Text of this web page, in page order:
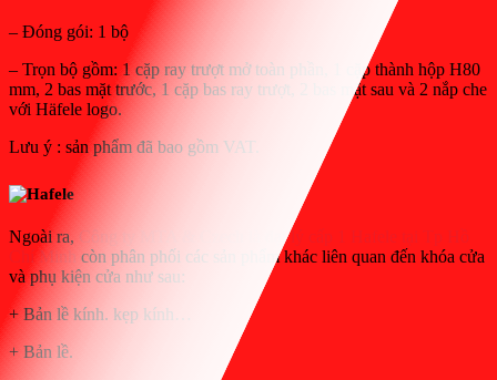
– Đóng gói: 1 bộ
– Trọn bộ gồm: 1 cặp ray trượt mở toàn phần, 1 cặp thành hộp H80
mm, 2 bas mặt trước, 1 cặp bas ray trượt, 2 bas mặt sau và 2 nắp che
với Häfele logo.
Lưu ý : sản phẩm đã bao gồm VAT.
Ngoài ra,
Công ty MTA & Czech là đại lý cấp 1 Hafele tại Tp Hồ
Chí Minh
còn phân phối các sản phẩm khác liên quan đến khóa cửa
và phụ kiện cửa như sau:
+ Bản lề kính. kẹp kính…
+ Bản lề.